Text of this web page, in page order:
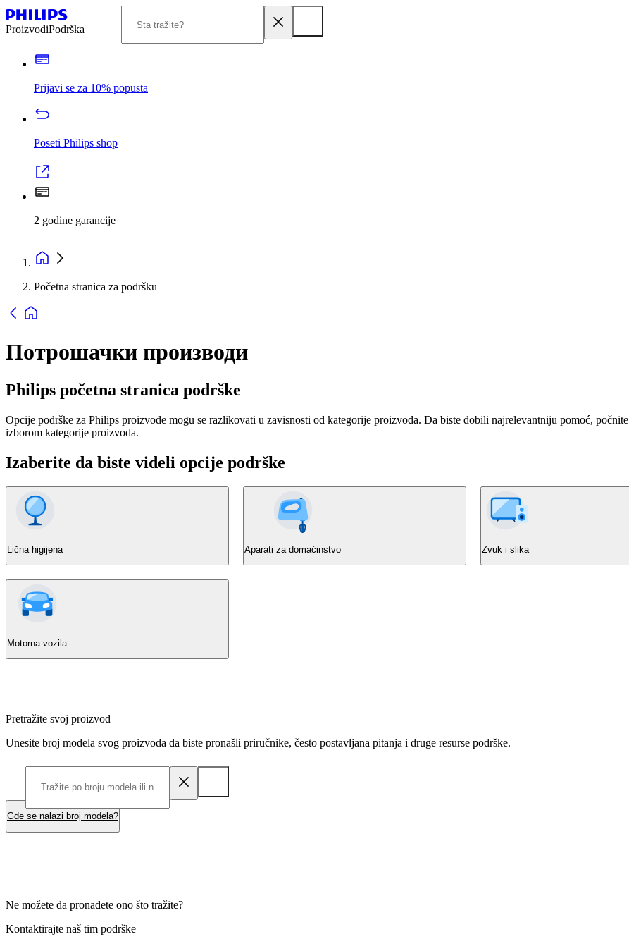
ProizvodiPodrška
Prijavi se za 10% popusta
Poseti Philips shop
2 godine garancije
Početna stranica za podršku
Потрошачки производи
Philips početna stranica podrške
Opcije podrške za Philips proizvode mogu se razlikovati u zavisnosti od kategorije proizvoda. Da biste dobili najrelevantniju pomoć, počnite
izborom kategorije proizvoda.
Izaberite da biste videli opcije podrške
Lična higijena Aparati za domaćinstvo Zvuk i slika
Motorna vozila
Pretražite svoj proizvod
Unesite broj modela svog proizvoda da biste pronašli priručnike, često postavljana pitanja i druge resurse podrške.
Gde se nalazi broj modela?
Ne možete da pronađete ono što tražite?
Kontaktirajte naš tim podrške